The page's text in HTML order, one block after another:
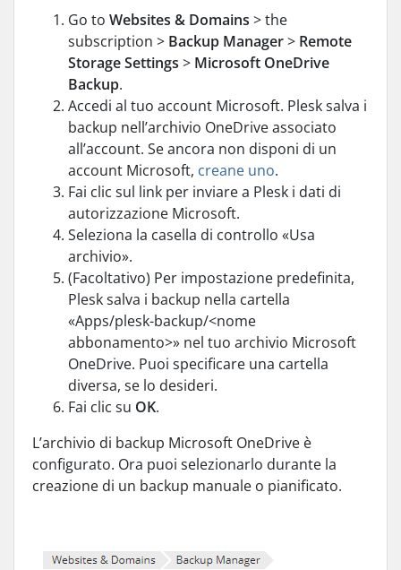
Go to Websites & Domains > the
subscription > Backup Manager> Remote
Storage Settings > Microsoft OneDrive
Backup.
Accedi al tuo account Microsoft. Plesk salva i
backup nell’archivio OneDrive associato
all’account. Se ancora non disponi di un
account Microsoft, creane uno.
Fai clic sul link per inviare a Plesk i dati di
autorizzazione Microsoft.
Seleziona la casella di controllo «Usa
archivio».
(Facoltativo) Per impostazione predefinita,
Plesk salva i backup nella cartella
«Apps/plesk-backup/<nome
abbonamento>» nel tuo archivio Microsoft
OneDrive. Puoi specificare una cartella
diversa, se lo desideri.
Fai clic su OK.
L’archivio di backup Microsoft OneDrive è
configurato. Ora puoi selezionarlo durante la
creazione di un backup manuale o pianificato.